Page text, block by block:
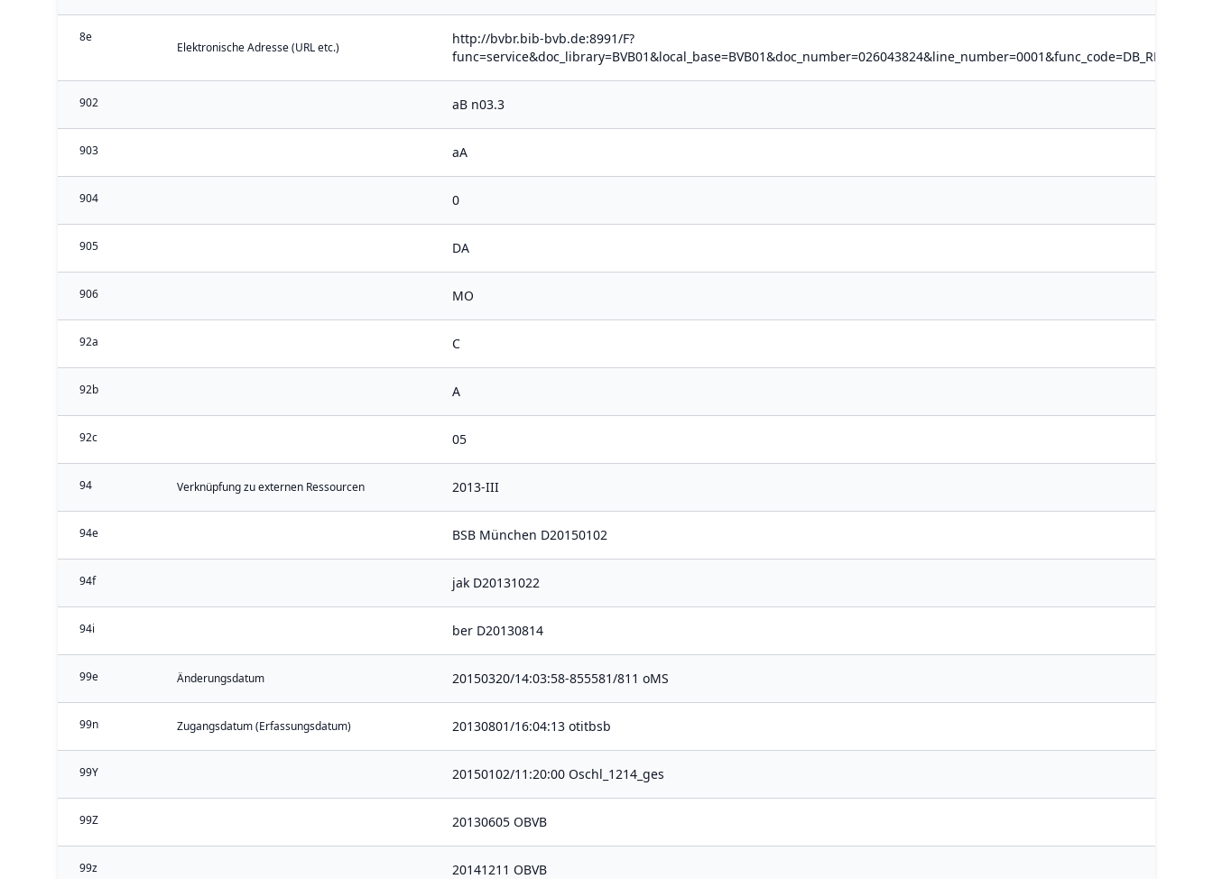
8e
Elektronische Adresse (URL etc.)
http://bvbr.bib-bvb.de:8991/F?
902 aB n03.3
903 aA
904 0
905 DA
906 MO
92a C
92b A
92c 05
94 Verknüpfung zu externen Ressourcen 2013-III
94e BSB München D20150102
94f jak D20131022
94i ber D20130814
99e Änderungsdatum 20150320/14:03:58-855581/811 oMS
99n Zugangsdatum (Erfassungsdatum) 20130801/16:04:13 otitbsb
99Y 20150102/11:20:00 Oschl_1214_ges
99Z 20130605 OBVB
99z 20141211 OBVB